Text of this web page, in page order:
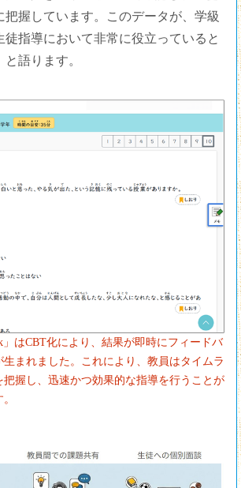
把握しています。このデータが、学級
徒指導において非常に役立っていると
語ります。
」はCBT化により、結果が即時にフィードバ
生まれました。これにより、教員はタイムラ
把握し、迅速かつ効果的な指導を行うことが